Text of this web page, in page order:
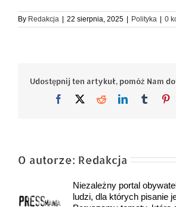
By Redakcja 22 sierpnia, 2025 Polityka 0
Udostępnij ten artykuł, pomóż Nam
Facebook
X RedditLinkedInTumblr
O autorze: Redakcja
Niezależny portal
ludzi, dla których pisanie